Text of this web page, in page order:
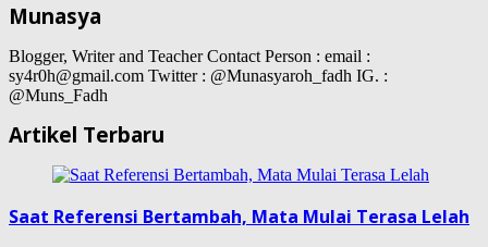
Munasya
Blogger, Writer and Teacher Contact Person : email :
sy4r0h@gmail.com Twitter : @Munasyaroh_fadh IG. :
@Muns_Fadh
Artikel Terbaru
Saat Referensi Bertambah, Mata Mulai Terasa Lelah